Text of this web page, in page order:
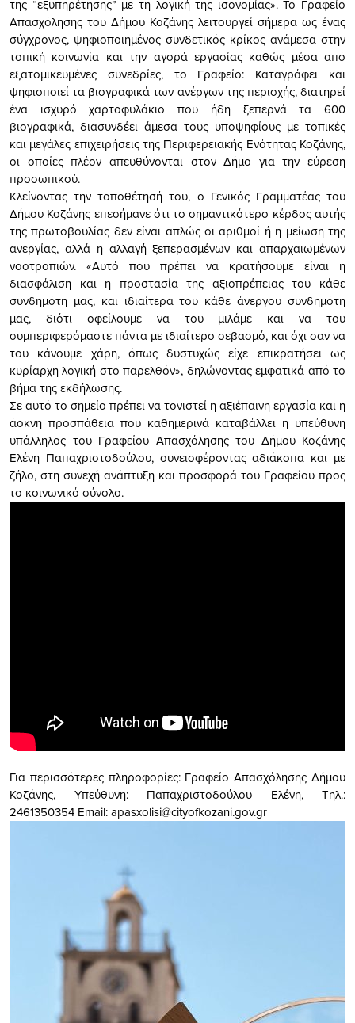
της “εξυπηρέτησης” με τη λογική της ισονομίας». Το Γραφείο
Απασχόλησης του Δήμου Κοζάνης λειτουργεί σήμερα ως ένας
σύγχρονος, ψηφιοποιημένος συνδετικός κρίκος ανάμεσα στην
τοπική κοινωνία και την αγορά εργασίας καθώς μέσα από
εξατομικευμένες συνεδρίες, το Γραφείο: Καταγράφει και
ψηφιοποιεί τα βιογραφικά των ανέργων της περιοχής, διατηρεί
ένα ισχυρό χαρτοφυλάκιο που ήδη ξεπερνά τα 600
βιογραφικά, διασυνδέει άμεσα τους υποψηφίους με τοπικές
και μεγάλες επιχειρήσεις της Περιφερειακής Ενότητας Κοζάνης,
οι οποίες πλέον απευθύνονται στον Δήμο για την εύρεση
προσωπικού.
Κλείνοντας την τοποθέτησή του, ο Γενικός Γραμματέας του
Δήμου Κοζάνης επεσήμανε ότι το σημαντικότερο κέρδος αυτής
της πρωτοβουλίας δεν είναι απλώς οι αριθμοί ή η μείωση της
ανεργίας, αλλά η αλλαγή ξεπερασμένων και απαρχαιωμένων
νοοτροπιών. «Αυτό που πρέπει να κρατήσουμε είναι η
διασφάλιση και η προστασία της αξιοπρέπειας του κάθε
συνδημότη μας, και ιδιαίτερα του κάθε άνεργου συνδημότη
μας, διότι οφείλουμε να του μιλάμε και να του
συμπεριφερόμαστε πάντα με ιδιαίτερο σεβασμό, και όχι σαν να
του κάνουμε χάρη, όπως δυστυχώς είχε επικρατήσει ως
κυρίαρχη λογική στο παρελθόν», δηλώνοντας εμφατικά από το
βήμα της εκδήλωσης.
Σε αυτό το σημείο πρέπει να τονιστεί η αξιέπαινη εργασία και η
άοκνη προσπάθεια που καθημερινά καταβάλλει η υπεύθυνη
υπάλληλος του Γραφείου Απασχόλησης του Δήμου Κοζάνης
Ελένη Παπαχριστοδούλου, συνεισφέροντας αδιάκοπα και με
ζήλο, στη συνεχή ανάπτυξη και προσφορά του Γραφείου προς
το κοινωνικό σύνολο.
Για περισσότερες πληροφορίες: Γραφείο Απασχόλησης Δήμου
Κοζάνης, Υπεύθυνη: Παπαχριστοδούλου Ελένη, Τηλ.:
2461350354 Email:apasxolisi@cityofkozani.gov.gr